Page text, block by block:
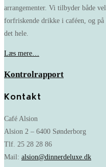
arrangementer. Vi tilbyder både
forfriskende drikke i caféen, og
det hele.
Læs mere…
Kontrolrapport
Kontakt
Café Alsion
Alsion 2 – 6400 Sønderborg
Tlf. 25 28 28 86
Mail: alsion@dinnerdeluxe.dk